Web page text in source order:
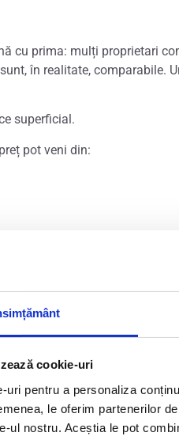
cookie-uri
uri pentru a personaliza
le oferim partenerilor
ul nostru. Aceștia le pot
cu prima: mulți proprietari
în realitate, comparabile.
superficial.
pot veni din:
ca aspect pot fi, în realitate,
greșite: clientul
care nu se văd imediat , dar